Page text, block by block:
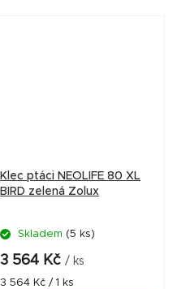
Klec ptáci NEOLIFE 80 XL
BIRD zelená Zolux
Skladem (5 ks)
3 564 Kč / ks
Měrná
3 564 Kč / 1 ks